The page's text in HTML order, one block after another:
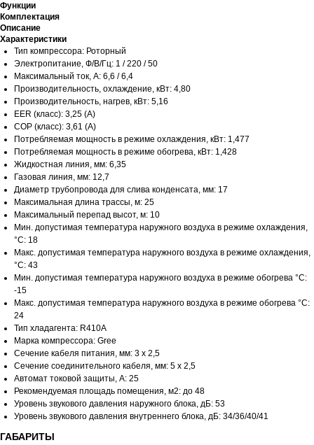
Функции
Комплектация
Описание
Характеристики
Тип компрессора: Роторный
Электропитание, Ф/В/Гц: 1 / 220 / 50
Максимальный ток, А: 6,6 / 6,4
Производительность, охлаждение, кВт: 4,80
Производительность, нагрев, кВт: 5,16
EER (класс): 3,25 (A)
COP (класс): 3,61 (A)
Потребляемая мощность в режиме охлаждения, кВт: 1,477
Потребляемая мощность в режиме обогрева, кВт: 1,428
Жидкостная линия, мм: 6,35
Газовая линия, мм: 12,7
Диаметр трубопровода для слива конденсата, мм: 17
Максимальная длина трассы, м: 25
Максимальный перепад высот, м: 10
Мин. допустимая температура наружного воздуха в режиме охлаждения,
°С: 18
Макс. допустимая температура наружного воздуха в режиме охлаждения,
°С: 43
Мин. допустимая температура наружного воздуха в режиме обогрева °С:
-15
Макс. допустимая температура наружного воздуха в режиме обогрева °С:
24
Тип хладагента: R410A
Марка компрессора: Gree
Сечение кабеля питания, мм: 3 х 2,5
Сечение соединительного кабеля, мм: 5 х 2,5
Автомат токовой защиты, A: 25
Рекомендуемая площадь помещения, м2: до 48
Уровень звукового давления наружного блока, дБ: 53
Уровень звукового давления внутреннего блока, дБ: 34/36/40/41
ГАБАРИТЫ